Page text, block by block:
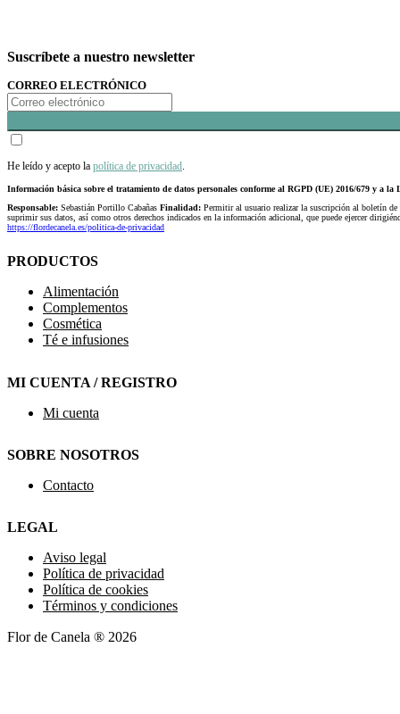
Suscríbete a nuestro newsletter
CORREO ELECTRÓNICO
He leído y acepto la política de privacidad.
Información básica sobre el tratamiento de datos personales conforme al RGPD (UE) 2016/679 y a la
Responsable: Sebastián Portillo Cabañas Finalidad: Permitir al usuario realizar la suscripción al boletín
suprimir sus datos, así como otros derechos indicados en la información adicional, que puede ejercer
https://flordecanela.es/politica-de-privacidad
PRODUCTOS
Alimentación
Complementos
Cosmética
Té e infusiones
MI CUENTA / REGISTRO
Mi cuenta
SOBRE NOSOTROS
Contacto
LEGAL
Aviso legal
Política de privacidad
Política de cookies
Términos y condiciones
Flor de Canela ® 2026